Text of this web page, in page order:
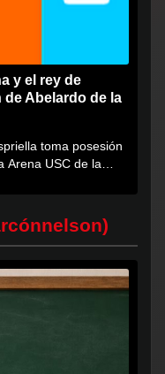
y el rey de
de Abelardo de la
toma posesión
Arena USC de la